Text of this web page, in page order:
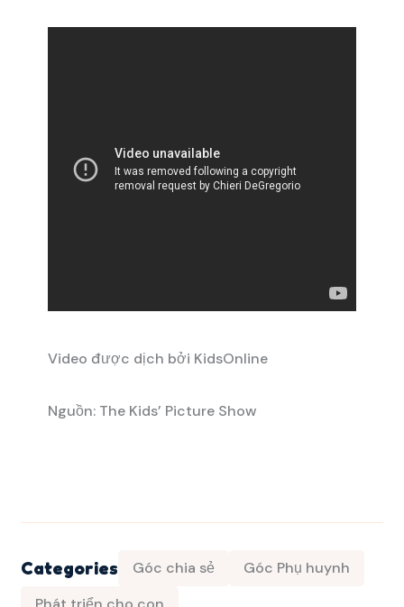
Video được dịch bởi KidsOnline
Nguồn: The Kids’ Picture Show
Categories Góc chia sẻ
Góc Phụ huynh